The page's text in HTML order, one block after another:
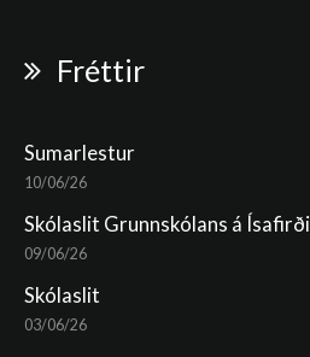
Fréttir
Sumarlestur
10/06/26
Skólaslit Grunnskólans á Ísafirði
09/06/26
Skólaslit
03/06/26